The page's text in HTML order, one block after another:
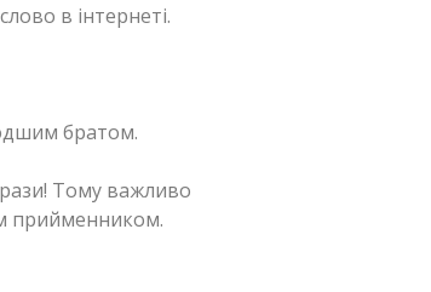
в інтернеті.
братом.
Тому важливо
прийменником.